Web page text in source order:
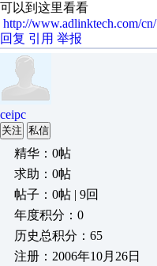
可以到这里看看
http://www.adlinktech.com/cn/
回复 引用 举报
ceipc
关注 私信
精华：0帖
求助：0帖
帖子：0帖 | 9回
年度积分：0
历史总积分：65
注册：2006年10月26日